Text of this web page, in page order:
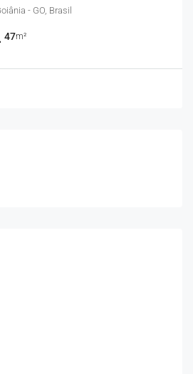
- GO, Brasil
47m²